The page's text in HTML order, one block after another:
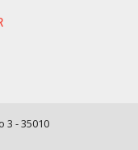
3 - 35010